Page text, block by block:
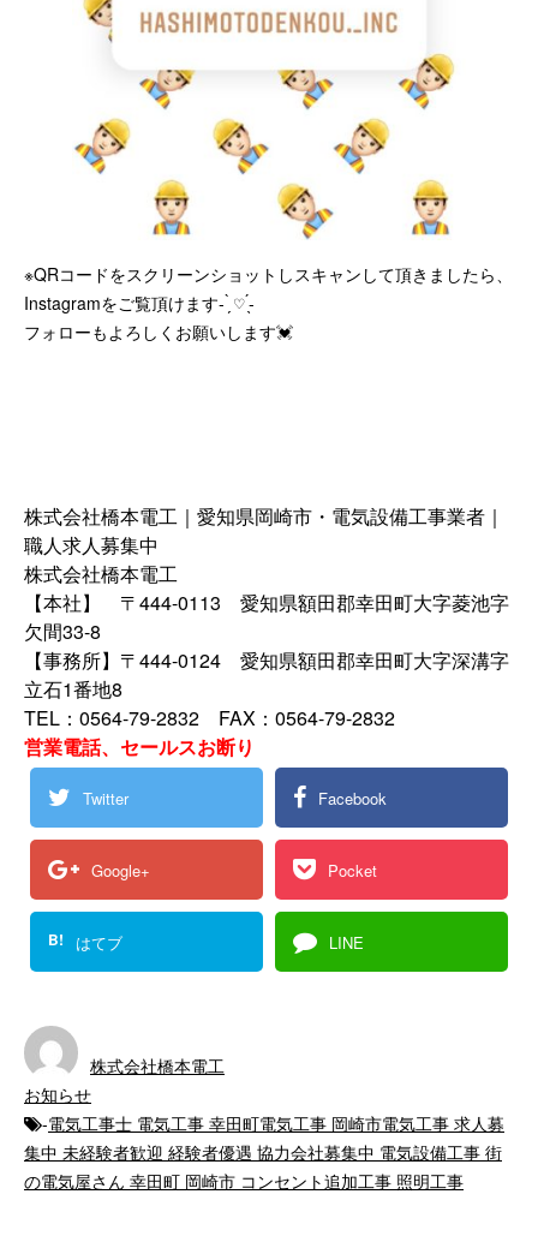
※QRコードをスクリーンショットしスキャンして頂きましたら、
Instagramをご覧頂けます- ̗̀ ♡ ̖́-
フォローもよろしくお願いします💓
株式会社橋本電工｜愛知県岡崎市・電気設備工事業者｜
職人求人募集中
株式会社橋本電工
【本社】 〒444-0113 愛知県額田郡幸田町大字菱池字
欠間33-8
【事務所】〒444-0124 愛知県額田郡幸田町大字深溝字
立石1番地8
TEL：0564-79-2832 FAX：0564-79-2832
営業電話、セールスお断り
Twitter Facebook
Google+ Pocket
B! はてブ LINE
株式会社橋本電工
お知らせ
-電気工事士 電気工事 幸田町電気工事 岡崎市電気工事 求人募
集中 未経験者歓迎 経験者優遇 協力会社募集中 電気設備工事 街
の電気屋さん 幸田町 岡崎市 コンセント追加工事 照明工事